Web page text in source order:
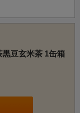
黒豆玄米茶 1缶箱